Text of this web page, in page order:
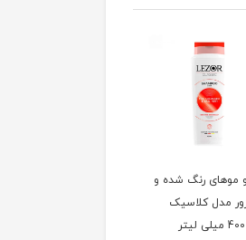
موهای رنگ شده و
مدل کلاسیک